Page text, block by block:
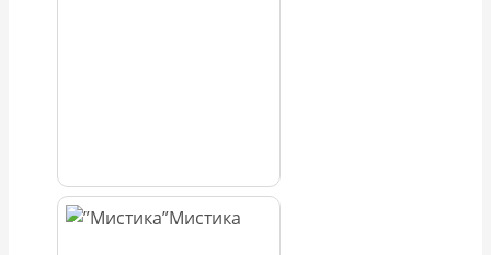
Мистика